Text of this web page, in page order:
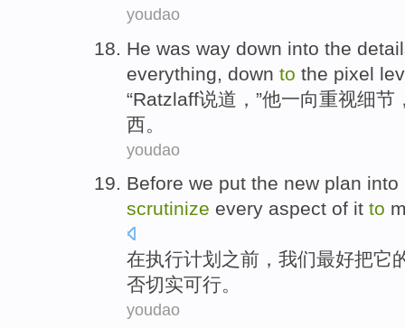
youdao
He was way down into the
everything , down to the pixel
“Ratzlaff说道，”他一向重视细节
西。
youdao
Before we put the new plan into
scrutinize every aspect of it to
在执行计划 之前 ， 我们最好把它
否切实可行。
youdao